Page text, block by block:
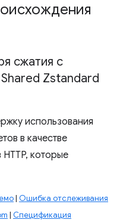
сжатия с
Zstandard
использования
в качестве
которые
| Ошибка отслеживания
| Спецификация